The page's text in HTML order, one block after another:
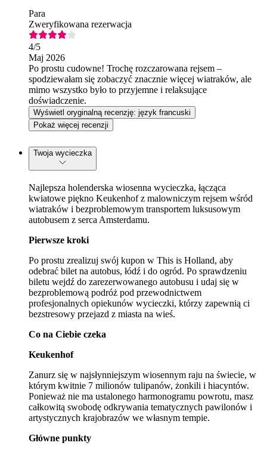
Para
Zweryfikowana rezerwacja
4/5
Maj 2026
Po prostu cudowne! Trochę rozczarowana rejsem –
spodziewałam się zobaczyć znacznie więcej wiatraków, ale
mimo wszystko było to przyjemne i relaksujące
doświadczenie.
Wyświetl oryginalną recenzję: język francuski
Pokaż więcej recenzji
Twoja wycieczka
Najlepsza holenderska wiosenna wycieczka, łącząca
kwiatowe piękno Keukenhof z malowniczym rejsem wśród
wiatraków i bezproblemowym transportem luksusowym
autobusem z serca Amsterdamu.
Pierwsze kroki
Po prostu zrealizuj swój kupon w This is Holland, aby
odebrać bilet na autobus, łódź i do ogród. Po sprawdzeniu
biletu wejdź do zarezerwowanego autobusu i udaj się w
bezproblemową podróż pod przewodnictwem
profesjonalnych opiekunów wycieczki, którzy zapewnią ci
bezstresowy przejazd z miasta na wieś.
Co na Ciebie czeka
Keukenhof
Zanurz się w najsłynniejszym wiosennym raju na świecie, w
którym kwitnie 7 milionów tulipanów, żonkili i hiacyntów.
Ponieważ nie ma ustalonego harmonogramu powrotu, masz
całkowitą swobodę odkrywania tematycznych pawilonów i
artystycznych krajobrazów we własnym tempie.
Główne punkty